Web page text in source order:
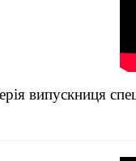
випускниця